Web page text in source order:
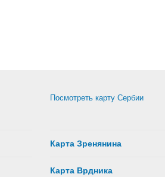
Посмотреть карту Сербии
Карта Зренянина
Карта Врдника